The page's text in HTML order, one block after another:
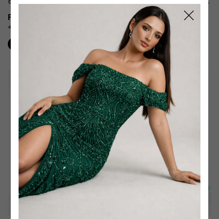
R$499,90
4
Importado
R$4.589,90
deR$764,98sem juros
Comprar